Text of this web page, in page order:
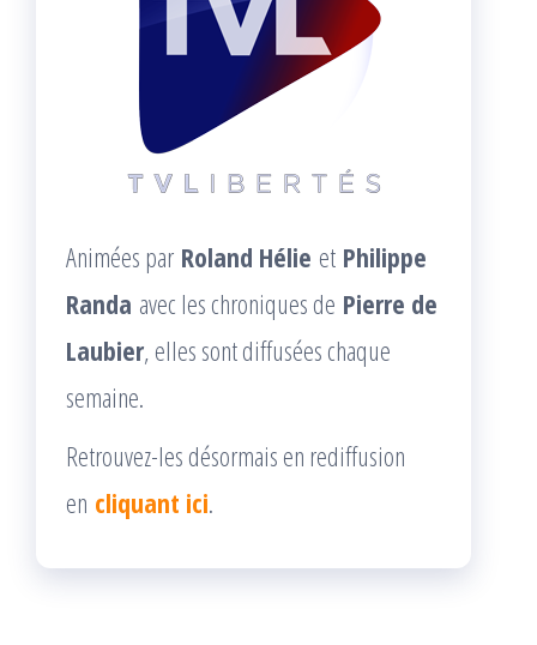
Animées par Roland Hélie et Philippe
Randa avec les chroniques de Pierre de
Laubier, elles sont diffusées chaque
semaine.
Retrouvez-les désormais en rediffusion
en cliquant ici.